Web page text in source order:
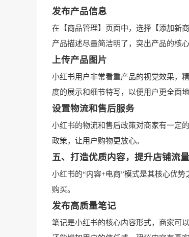
发布产品信息
在【商品管理】页面中，选择【添加新
产品描述尽量简洁明了，突出产品的核
上传产品图片
小红书用户非常看重产品的视觉效果，
度的展示和细节特写，以便用户更全面地
设置物流和售后服务
小红书的物流和售后政策对商家有一定
政策，让用户购物更放心。
五、打造优质内容，提升店铺流量
小红书的“内容+电商”模式是其核心优
购买。
发布高质量笔记
笔记是小红书的核心内容形式，商家可